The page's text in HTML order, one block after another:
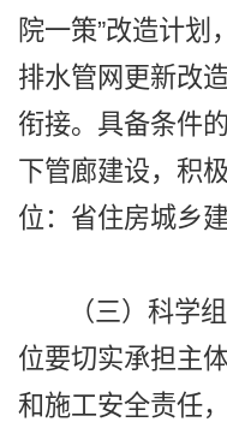
院一策”改造计划
排水管网更新改
衔接。具备条件
下管廊建设，积
位：省住房城乡建
（三）科学组
位要切实承担主
和施工安全责任